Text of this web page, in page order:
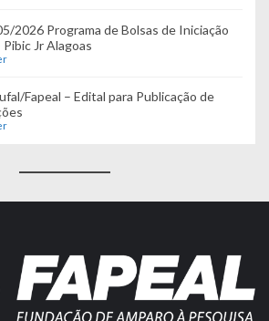
2026 Programa de Bolsas de Iniciação
Jr Alagoas
Fapeal – Edital para Publicação de